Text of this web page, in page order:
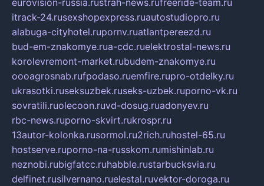
eurovision-russia.rustrah-news.rufreeride-team.ru
itrack-24.rusexshopexpress.ruautostudiopro.ru
alabuga-cityhotel.rupornv.ruatlantpereezd.ru
bud-em-znakomye.rua-cdc.ruelektrostal-news.ru
korolevremont-market.rubudem-znakomye.ru
oooagrosnab.rufpodaso.ruemfire.rupro-otdelky.ru
ukrasotki.ruseksuzbek.ruseks-uzbek.ruporno-vk.ru
sovratili.ruolecoon.ruvd-dosug.ruadonyev.ru
rbc-news.ruporno-skvirt.rukrospr.ru
13autor-kolonka.rusormol.ru2rich.ruhostel-65.ru
hostserve.ruporno-na-russkom.rumishinlab.ru
neznobi.rubigfatcc.ruhabble.rustarbucksvia.ru
delfinet.rusilvernano.ruelestal.ruvektor-doroga.ru